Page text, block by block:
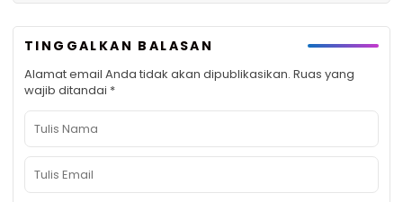
TINGGALKAN BALASAN
Alamat email Anda tidak akan dipublikasikan. Ruas yang
wajib ditandai *